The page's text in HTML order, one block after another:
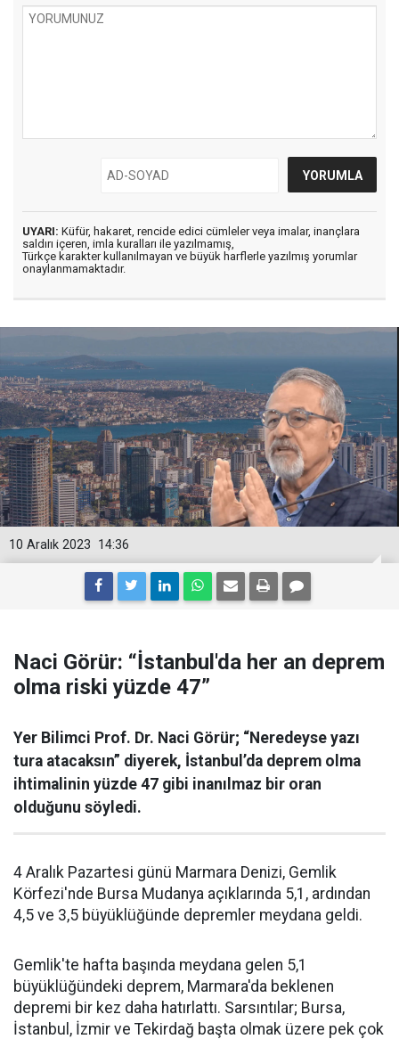
UYARI: Küfür, hakaret, rencide edici cümleler veya imalar, inançlara
saldırı içeren, imla kuralları ile yazılmamış,
Türkçe karakter kullanılmayan ve büyük harflerle yazılmış yorumlar
onaylanmamaktadır.
14:36
10 Aralık 2023
Naci Görür: “İstanbul'da her an deprem
olma riski yüzde 47”
Yer Bilimci Prof. Dr. Naci Görür; “Neredeyse yazı
tura atacaksın” diyerek, İstanbul’da deprem olma
ihtimalinin yüzde 47 gibi inanılmaz bir oran
olduğunu söyledi.
4 Aralık Pazartesi günü Marmara Denizi, Gemlik
Körfezi'nde Bursa Mudanya açıklarında 5,1, ardından
4,5 ve 3,5 büyüklüğünde depremler meydana geldi.
Gemlik'te hafta başında meydana gelen 5,1
büyüklüğündeki deprem, Marmara'da beklenen
depremi bir kez daha hatırlattı. Sarsıntılar; Bursa,
İstanbul, İzmir ve Tekirdağ başta olmak üzere pek çok